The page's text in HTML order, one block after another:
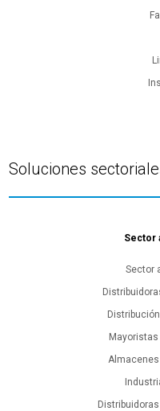
Soluciones
Sector
Sector